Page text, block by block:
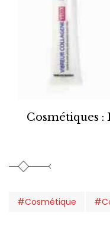
Cosmétiques
#Cosmétique